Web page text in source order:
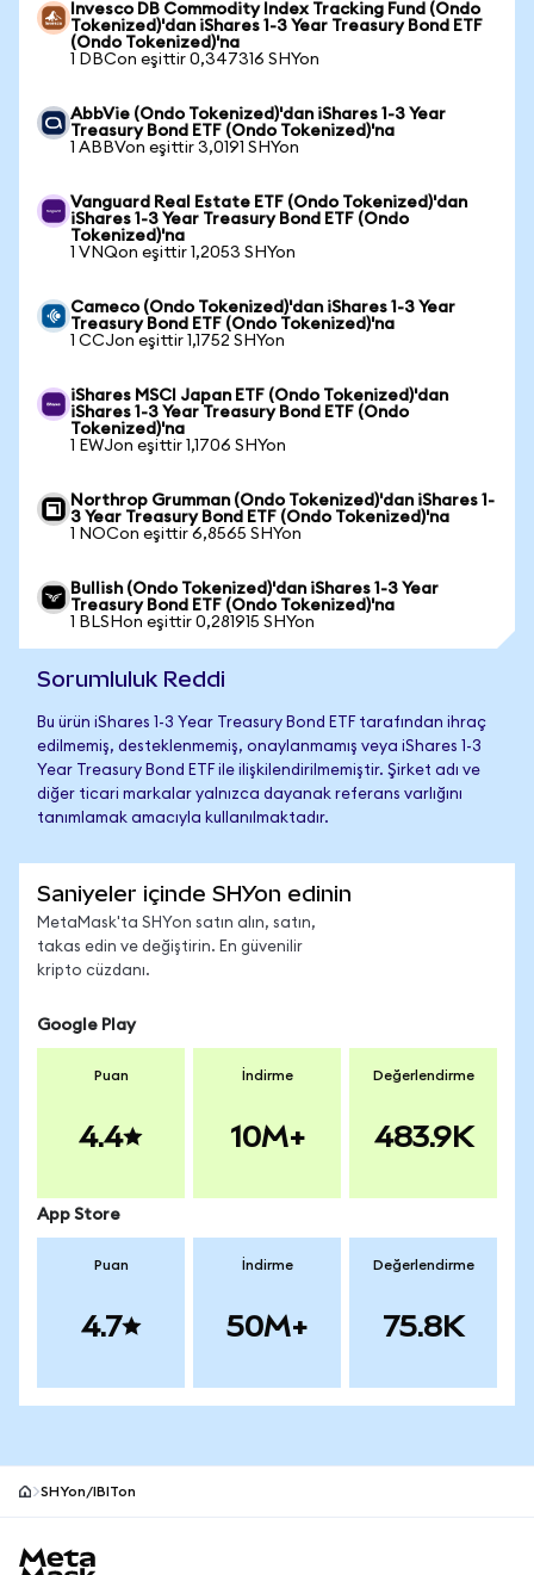
Invesco DB Commodity Index Tracking Fund (Ondo
Tokenized)'dan iShares 1-3 Year Treasury Bond ETF
(Ondo Tokenized)'na
1 DBCon eşittir 0,347316 SHYon
AbbVie (Ondo Tokenized)'dan iShares 1-3 Year
Treasury Bond ETF (Ondo Tokenized)'na
1 ABBVon eşittir 3,0191 SHYon
Vanguard Real Estate ETF (Ondo Tokenized)'dan
iShares 1-3 Year Treasury Bond ETF (Ondo
Tokenized)'na
1 VNQon eşittir 1,2053 SHYon
Cameco (Ondo Tokenized)'dan iShares 1-3 Year
Treasury Bond ETF (Ondo Tokenized)'na
1 CCJon eşittir 1,1752 SHYon
iShares MSCI Japan ETF (Ondo Tokenized)'dan
iShares 1-3 Year Treasury Bond ETF (Ondo
Tokenized)'na
1 EWJon eşittir 1,1706 SHYon
Northrop Grumman (Ondo Tokenized)'dan iShares 1-
3 Year Treasury Bond ETF (Ondo Tokenized)'na
1 NOCon eşittir 6,8565 SHYon
Bullish (Ondo Tokenized)'dan iShares 1-3 Year
Treasury Bond ETF (Ondo Tokenized)'na
1 BLSHon eşittir 0,281915 SHYon
Sorumluluk Reddi
Bu ürün iShares 1-3 Year Treasury Bond ETF tarafından ihraç
edilmemiş, desteklenmemiş, onaylanmamış veya iShares 1-3
Year Treasury Bond ETF ile ilişkilendirilmemiştir. Şirket adı ve
diğer ticari markalar yalnızca dayanak referans varlığını
tanımlamak amacıyla kullanılmaktadır.
Saniyeler içinde SHYon edinin
MetaMask'ta SHYon satın alın, satın,
takas edin ve değiştirin. En güvenilir
kripto cüzdanı.
Google Play
Puan
4.4
İndirme
10M+
Değerlendirme
483.9K
App Store
Puan
4.7
İndirme
50M+
Değerlendirme
75.8K
SHYon/IBITon